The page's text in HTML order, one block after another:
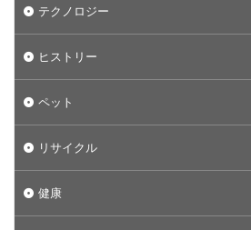
テクノロジー
ヒストリー
ペット
リサイクル
健康